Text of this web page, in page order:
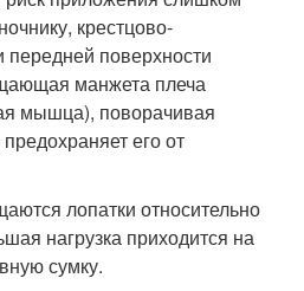
крестцово-
поверхности
манжета плеча
мышца), поворачивая
его от
лопатки относительно
нагрузка приходится на
сумку.